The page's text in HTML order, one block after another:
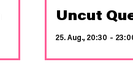
Uncut
25. Aug., 20:30 –